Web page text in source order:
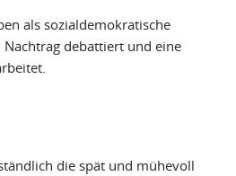
als sozialdemokratische
debattiert und eine
die spät und mühevoll